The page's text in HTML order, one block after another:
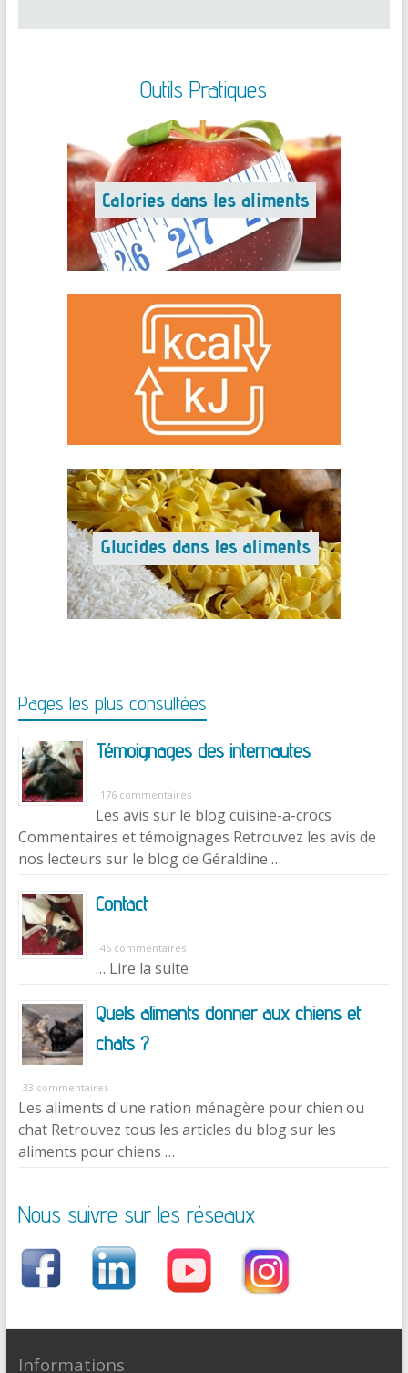
Outils Pratiques
Pages les plus consultées
Témoignages des internautes
176 commentaires
Les avis sur le blog cuisine-a-crocs
Commentaires et témoignages Retrouvez les avis de
nos lecteurs sur le blog de Géraldine …
Contact
46 commentaires
… Lire la suite
Quels aliments donner aux chiens et
chats ?
33 commentaires
Les aliments d'une ration ménagère pour chien ou
chat Retrouvez tous les articles du blog sur les
aliments pour chiens …
Nous suivre sur les réseaux
Informations